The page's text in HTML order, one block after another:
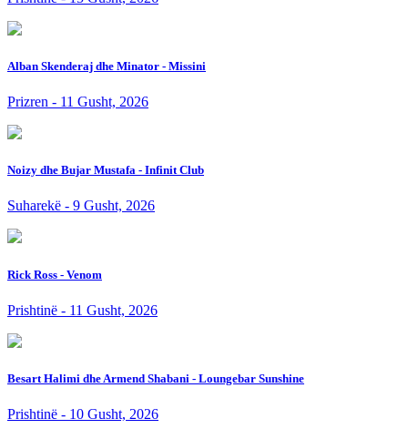
Alban Skenderaj dhe Minator - Missini
Prizren - 11 Gusht, 2026
Noizy dhe Bujar Mustafa - Infinit Club
Suharekë - 9 Gusht, 2026
Rick Ross - Venom
Prishtinë - 11 Gusht, 2026
Besart Halimi dhe Armend Shabani - Loungebar Sunshine
Prishtinë - 10 Gusht, 2026